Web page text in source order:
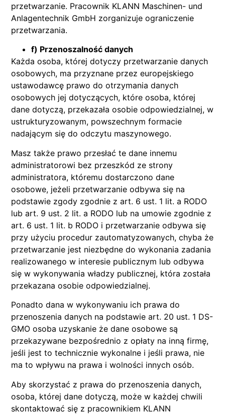
przetwarzanie. Pracownik KLANN Maschinen- und
Anlagentechnik GmbH zorganizuje ograniczenie
przetwarzania.
f) Przenoszalność danych
Każda osoba, której dotyczy przetwarzanie danych
osobowych, ma przyznane przez europejskiego
ustawodawcę prawo do otrzymania danych
osobowych jej dotyczących, które osoba, której
dane dotyczą, przekazała osobie odpowiedzialnej, w
ustrukturyzowanym, powszechnym formacie
nadającym się do odczytu maszynowego.
Masz także prawo przesłać te dane innemu
administratorowi bez przeszkód ze strony
administratora, któremu dostarczono dane
osobowe, jeżeli przetwarzanie odbywa się na
podstawie zgody zgodnie z art. 6 ust. 1 lit. a RODO
lub art. 9 ust. 2 lit. a RODO lub na umowie zgodnie z
art. 6 ust. 1 lit. b RODO i przetwarzanie odbywa się
przy użyciu procedur zautomatyzowanych, chyba że
przetwarzanie jest niezbędne do wykonania zadania
realizowanego w interesie publicznym lub odbywa
się w wykonywania władzy publicznej, która została
przekazana osobie odpowiedzialnej.
Ponadto dana w wykonywaniu ich prawa do
przenoszenia danych na podstawie art. 20 ust. 1 DS-
GMO osoba uzyskanie że dane osobowe są
przekazywane bezpośrednio z opłaty na inną firmę,
jeśli jest to technicznie wykonalne i jeśli prawa, nie
ma to wpływu na prawa i wolności innych osób.
Aby skorzystać z prawa do przenoszenia danych,
osoba, której dane dotyczą, może w każdej chwili
skontaktować się z pracownikiem KLANN